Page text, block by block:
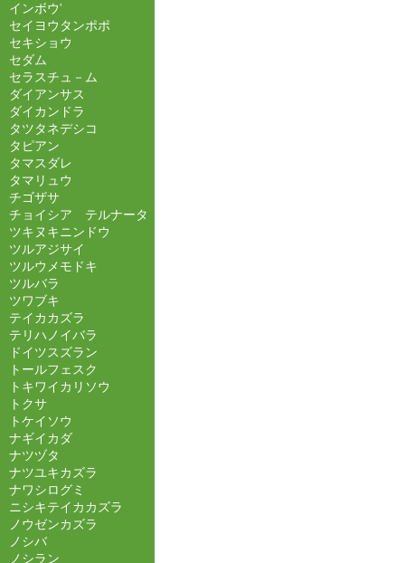
インボウ'
セイヨウタンポポ
セキショウ
セダム
セラスチュ－ム
ダイアンサス
ダイカンドラ
タツタネデシコ
タピアン
タマスダレ
タマリュウ
チゴザサ
チョイシア テルナータ
ツキヌキニンドウ
ツルアジサイ
ツルウメモドキ
ツルバラ
ツワブキ
テイカカズラ
テリハノイバラ
ドイツスズラン
トールフェスク
トキワイカリソウ
トクサ
トケイソウ
ナギイカダ
ナツヅタ
ナツユキカズラ
ナワシログミ
ニシキテイカカズラ
ノウゼンカズラ
ノシバ
ノシラン